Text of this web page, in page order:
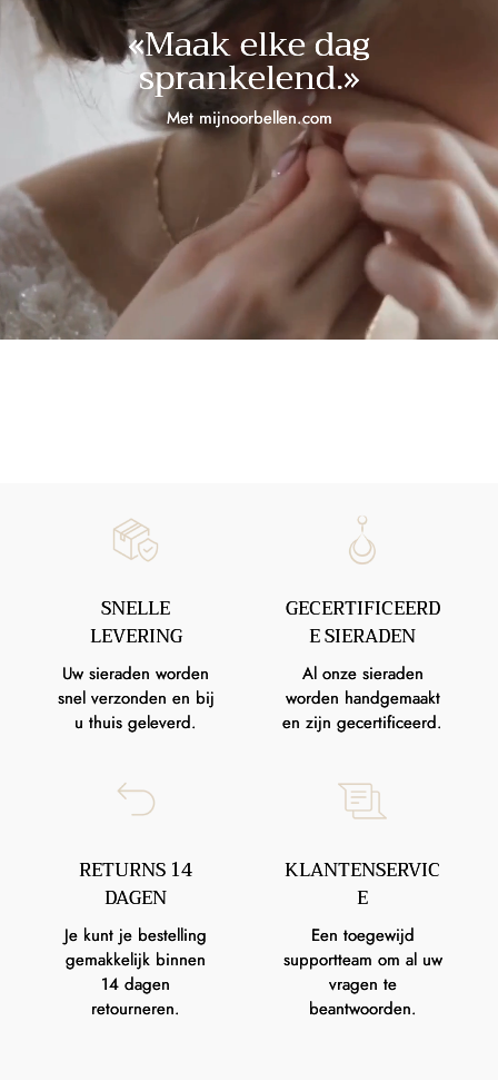
«Maak elke dag
sprankelend.»
Met mijnoorbellen.com
SNELLE
LEVERING
Uw sieraden worden
snel verzonden en bij
u thuis geleverd.
GECERTIFICEERD
E SIERADEN
Al onze sieraden
worden handgemaakt
en zijn gecertificeerd.
RETURNS 14
DAGEN
Je kunt je bestelling
gemakkelijk binnen
14 dagen
retourneren.
KLANTENSERVIC
E
Een toegewijd
supportteam om al uw
vragen te
beantwoorden.